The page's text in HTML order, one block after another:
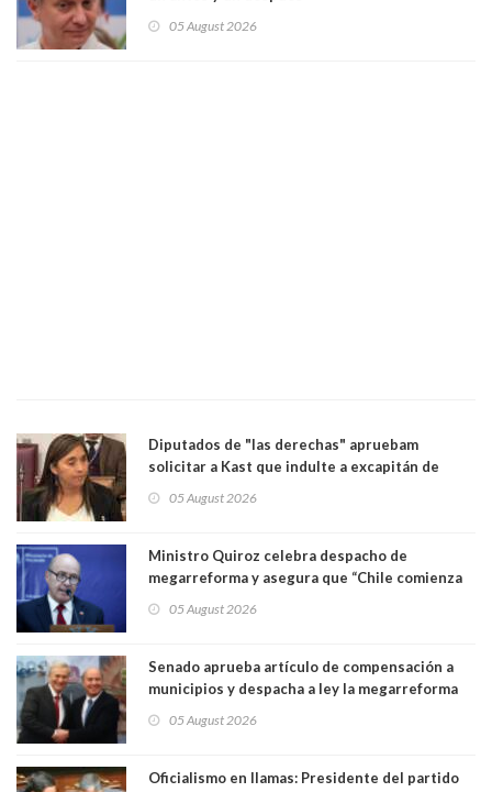
05 August 2026
Diputados de "las derechas" apruebam
solicitar a Kast que indulte a excapitán de
senadora Fabiola Campillai
05 August 2026
Ministro Quiroz celebra despacho de
megarreforma y asegura que “Chile comienza
05 August 2026
Senado aprueba artículo de compensación a
municipios y despacha a ley la megarreforma
votó con el Gobierno
05 August 2026
Oficialismo en llamas: Presidente del partido